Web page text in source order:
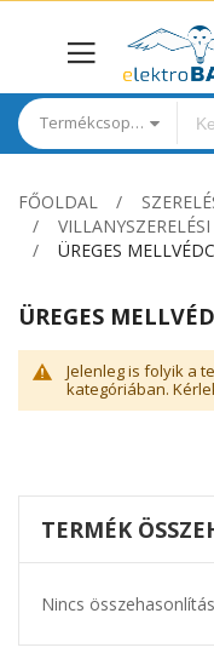
Termékcsoportok
FŐOLDAL
ÜREGES
ÜREGES
Jelenleg is folyik a
kategóriában.
TERMÉK
Nincs